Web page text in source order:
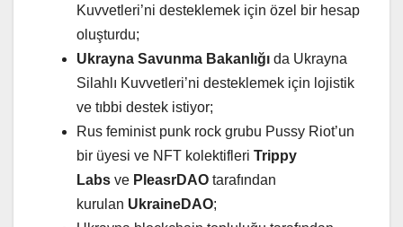
Kuvvetleri’ni desteklemek için özel bir hesap
oluşturdu;
Ukrayna Savunma Bakanlığı da Ukrayna
Silahlı Kuvvetleri’ni desteklemek için lojistik
ve tıbbi destek istiyor;
Rus feminist punk rock grubu Pussy Riot’un
bir üyesi ve NFT kolektifleri Trippy
Labs ve PleasrDAO tarafından
kurulan UkraineDAO;